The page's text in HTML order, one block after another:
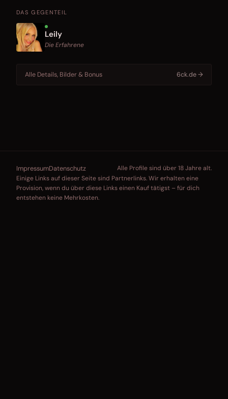
DAS GEGENTEIL
Leily
Die Erfahrene
Alle Details, Bilder & Bonus 6ck.de →
ImpressumDatenschutz
Alle Profile sind über 18 Jahre alt.
Einige Links auf dieser Seite sind Partnerlinks. Wir erhalten eine
Provision, wenn du über diese Links einen Kauf tätigst – für dich
entstehen keine Mehrkosten.